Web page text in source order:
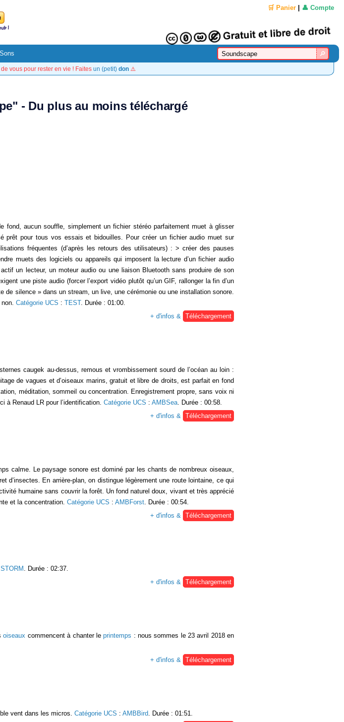
🛒 Panier 👤 Compte
vous pour rester en vie ! Faites un (petit) don ⚠️
- Du plus au moins téléchargé
fond, aucun souffle, simplement un fichier stéréo parfaitement muet à glisser
prêt pour tous vos essais et bidouilles. Pour créer un fichier audio muet sur
fréquentes (d’après les retours des utilisateurs) : > créer des pauses
muets des logiciels ou appareils qui imposent la lecture d’un fichier audio
un lecteur, un moteur audio ou une liaison Bluetooth sans produire de son
une piste audio (forcer l’export vidéo plutôt qu’un GIF, rallonger la fin d’un
silence » dans un stream, un live, une cérémonie ou une installation sonore.
Catégorie UCS : TEST. Durée : 01:00.
+ d'infos &
Téléchargement
caugek au-dessus, remous et vrombissement sourd de l’océan au loin :
de vagues et d’oiseaux marins, gratuit et libre de droits, est parfait en fond
méditation, sommeil ou concentration. Enregistrement propre, sans voix ni
Renaud LR pour l’identification. Catégorie UCS : AMBSea . Durée : 00:58.
+ d'infos &
Téléchargement
calme. Le paysage sonore est dominé par les chants de nombreux oiseaux,
d’insectes. En arrière-plan, on distingue légèrement une route lointaine, ce qui
humaine sans couvrir la forêt. Un fond naturel doux, vivant et très apprécié
et la concentration. Catégorie UCS : AMBForst . Durée : 00:54.
+ d'infos &
Téléchargement
STORM . Durée : 02:37.
+ d'infos & Téléchargement
oiseaux commencent à chanter leprintemps : nous sommes le 23 avril 2018 en
+ d'infos & Téléchargement
vent dans les micros. Catégorie UCS : AMBBird. Durée : 01:51.